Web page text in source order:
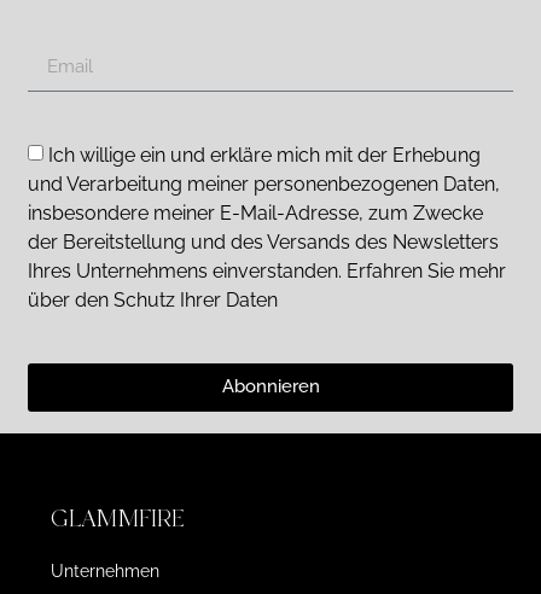
Ich willige ein und erkläre mich mit der Erhebung
und Verarbeitung meiner personenbezogenen Daten,
insbesondere meiner E-Mail-Adresse, zum Zwecke
der Bereitstellung und des Versands des Newsletters
Ihres Unternehmens einverstanden. Erfahren Sie mehr
über den Schutz Ihrer Daten
Abonnieren
GLAMMFIRE
Unternehmen